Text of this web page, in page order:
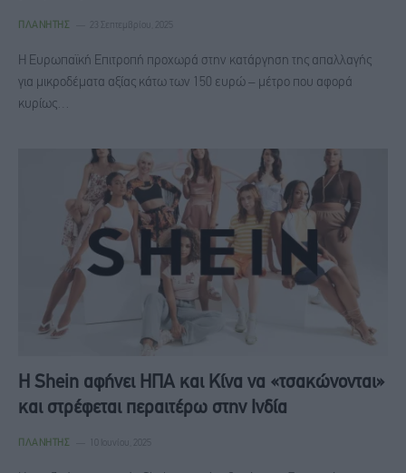
ΠΛΑΝΉΤΗΣ 23 Σεπτεμβρίου, 2025
Η Ευρωπαϊκή Επιτροπή προχωρά στην κατάργηση της απαλλαγής
για μικροδέματα αξίας κάτω των 150 ευρώ – μέτρο που αφορά
κυρίως…
Η Shein αφήνει ΗΠΑ και Κίνα να «τσακώνονται»
και στρέφεται περαιτέρω στην Ινδία
ΠΛΑΝΉΤΗΣ 10 Ιουνίου, 2025